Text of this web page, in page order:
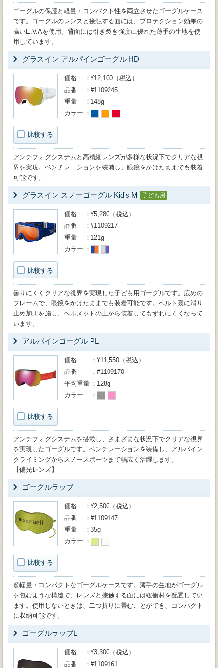
ゴーグルの保護と軽量・コンパクト性を両立させたゴーグルケース
です。ゴーグルのレンズと接触する面には、プロテクション効果の
高いE.V.Aを使用。背面には引き裂き強度に優れた薄手の生地を使
用しています。
グラスイン アルパインゴーグル HD
比較する
価格
¥12,100（税込）
品番
#1109245
重量
148g
カラー
アンチフォグシステムと高精細レンズが多様な状況下でクリアな視
界を実現。ベンチレーションを装備し、眼鏡をかけたままでも装着
可能です。
グラスイン スノーゴーグル Kid's M 子ども用
比較する
価格
¥5,280（税込）
品番
#1109217
重量
121g
カラー
曇りにくくクリアな視界を実現した子ども用ゴーグルです。広めの
フレームで、眼鏡をかけたままでも装着可能です。ベルト裏に滑り
止め加工を施し、ヘルメットの上から装着してもずれにくくなって
います。
アルパインゴーグル PL
比較する
価格
¥11,550（税込）
品番
#1109170
平均重量
128g
カラー
アンチフォグシステムを搭載し、さまざまな状況下でクリアな視界
を実現したゴーグルです。ベンチレーションを装備し、アルパイン
クライミングからスノースポーツまで幅広く活躍します。
【偏光レンズ】
ゴーグルラップ
比較する
価格
¥2,500（税込）
品番
#1109147
重量
35g
カラー
超軽量・コンパクトなゴーグルケースです。薄手の生地がゴーグル
を包むような構造で、レンズと接触する面には緩衝材を配置してい
ます。使用しないときは、二つ折りに畳むことができ、コンパクト
に収納可能です。
ゴーグルラップL
価格
¥3,300（税込）
品番
#1109161